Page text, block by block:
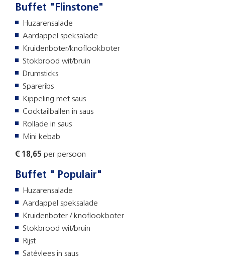
Buffet "Flinstone"
Huzarensalade
Aardappel speksalade
Kruidenboter/knoflookboter
Stokbrood wit/bruin
Drumsticks
Spareribs
Kippeling met saus
Cocktailballen in saus
Rollade in saus
Mini kebab
€ 18,65 per persoon
Buffet " Populair"
Huzarensalade
Aardappel speksalade
Kruidenboter / knoflookboter
Stokbrood wit/bruin
Rijst
Satévlees in saus